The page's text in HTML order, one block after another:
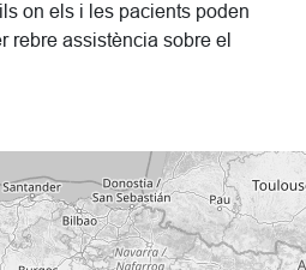
on els i les pacients poden
rebre assistència sobre el